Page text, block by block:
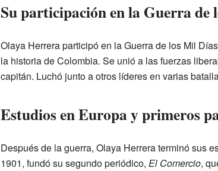
Su participación en la Guerra de
Olaya Herrera participó en la Guerra de los Mil
la historia de Colombia. Se unió a las fuerzas
capitán. Luchó junto a otros líderes en varias
Estudios en Europa y primeros
Después de la guerra, Olaya Herrera terminó sus
1901, fundó su segundo periódico, El Comercio,